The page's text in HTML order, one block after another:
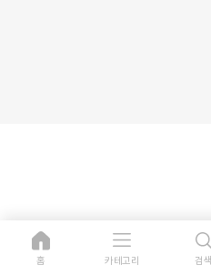
홈 카테고리 검색